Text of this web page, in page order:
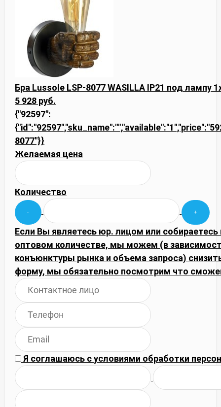
Бра Lussole LSP-8077 WASILLA IP21 под лампу
5 928 руб.
{"92597":
8077"}}
Желаемая цена
Количество
Если Вы являетесь юр. лицом или собираетесь
оптовом количестве, мы можем (в
конъюнктуры рынка и объема запроса)
форму, мы обязательно посмотрим что
Я соглашаюсь сусловиями обработки